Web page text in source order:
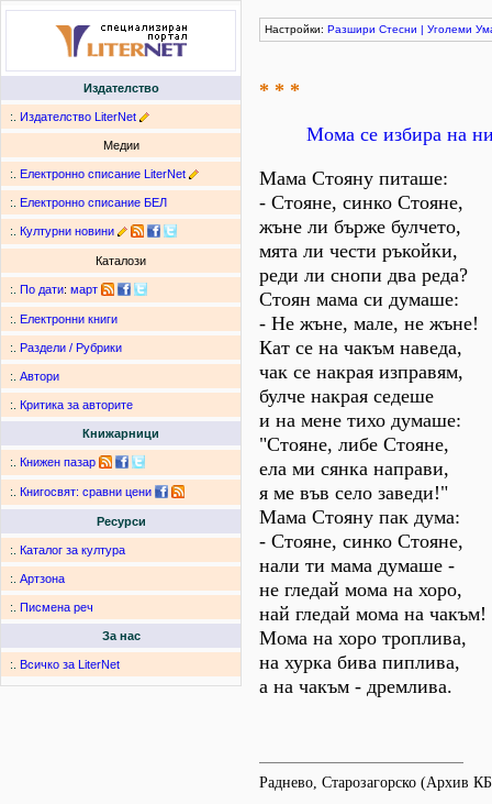
Издателство
:. Издателство LiterNet
Медии
:. Електронно списание LiterNet
:. Електронно списание БЕЛ
:. Културни новини
Каталози
:. По дати: март
:. Електронни книги
:. Раздели / Рубрики
:. Автори
:. Критика за авторите
Книжарници
:. Книжен пазар
:. Книгосвят: сравни цени
Ресурси
:. Каталог за култура
:. Артзона
:. Писмена реч
За нас
:. Всичко за LiterNet
Настройки: Разшири Стесни | Уголеми
* * *
Мома се избира на
Мама Стояну питаше:
- Стояне, синко Стояне,
жъне ли бърже булчето,
мята ли чести ръкойки,
реди ли снопи два реда?
Стоян мама си думаше:
- Не жъне, мале, не жъне!
Кат се на чакъм наведа,
чак се накрая изправям,
булче накрая седеше
и на мене тихо думаше:
"Стояне, либе Стояне,
ела ми сянка направи,
я ме във село заведи!"
Мама Стояну пак дума:
- Стояне, синко Стояне,
нали ти мама думаше -
не гледай мома на хоро,
най гледай мома на чакъм!
Мома на хоро троплива,
на хурка бива пиплива,
а на чакъм - дремлива.
Раднево, Старозагорско (Архив